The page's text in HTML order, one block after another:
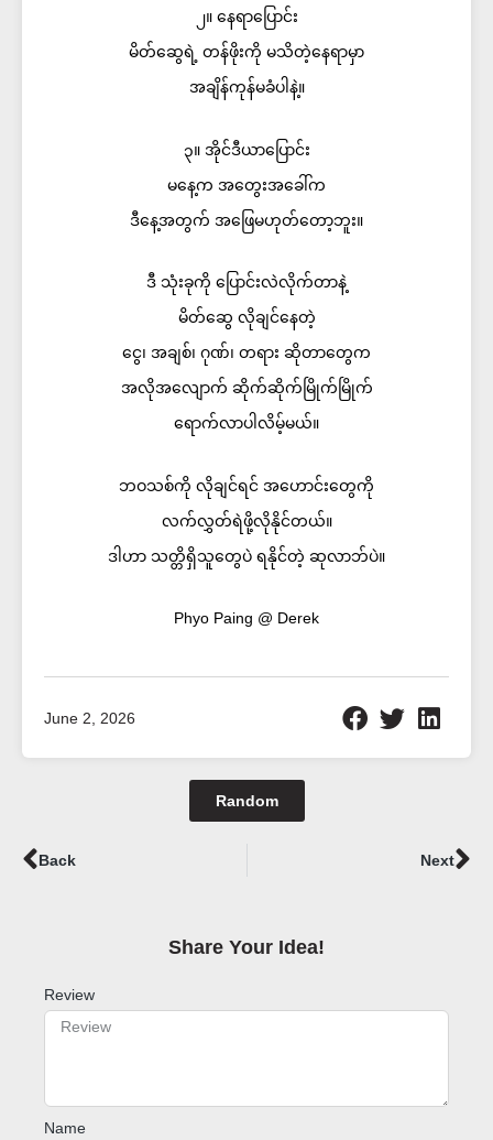
၂။ နေရာပြောင်း
မိတ်ဆွေရဲ့ တန်ဖိုးကို မသိတဲ့နေရာမှာ
အချိန်ကုန်မခံပါနဲ့။
၃။ အိုင်ဒီယာပြောင်း
မနေ့က အတွေးအခေါ်က
ဒီနေ့အတွက် အဖြေမဟုတ်တော့ဘူး။
ဒီ သုံးခုကို ပြောင်းလဲလိုက်တာနဲ့
မိတ်ဆွေ လိုချင်နေတဲ့
ငွေ၊ အချစ်၊ ဂုဏ်၊ တရား ဆိုတာတွေက
အလိုအလျောက် ဆိုက်ဆိုက်မြိုက်မြိုက်
ရောက်လာပါလိမ့်မယ်။
ဘဝသစ်ကို လိုချင်ရင် အဟောင်းတွေကို
လက်လွှတ်ရဲဖို့လိုနိုင်တယ်။
ဒါဟာ သတ္တိရှိသူတွေပဲ ရနိုင်တဲ့ ဆုလာဘ်ပဲ။
Phyo Paing @ Derek
June 2, 2026
Random
Prev
Back Next
Share Your Idea!​
Review
Name